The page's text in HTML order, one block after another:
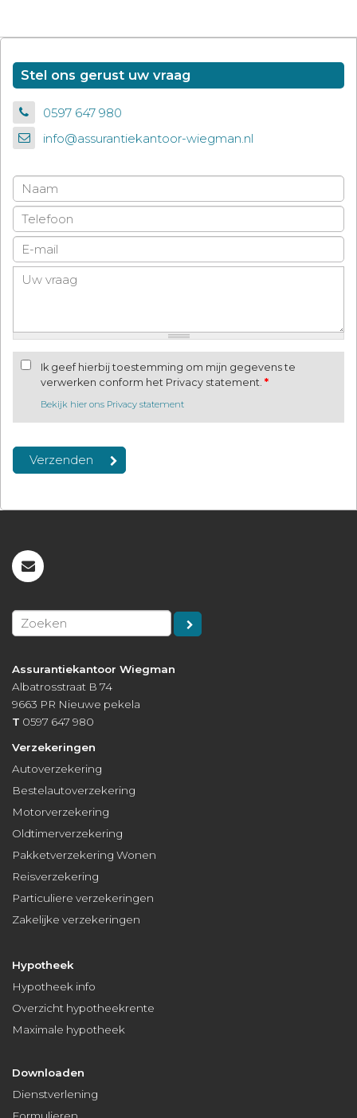
Stel ons gerust uw vraag
0597 647 980
info@assurantiekantoor-wiegman.nl
Ik geef hierbij toestemming om mijn gegevens te
verwerken conform het Privacy statement. *
Bekijk hier ons Privacy statement
Assurantiekantoor Wiegman
Albatrosstraat B 74
9663 PR Nieuwe pekela
T 0597 647 980
Verzekeringen
Autoverzekering
Bestelautoverzekering
Motorverzekering
Oldtimerverzekering
Pakketverzekering Wonen
Reisverzekering
Particuliere verzekeringen
Zakelijke verzekeringen
Hypotheek
Hypotheek info
Overzicht hypotheekrente
Maximale hypotheek
Downloaden
Dienstverlening